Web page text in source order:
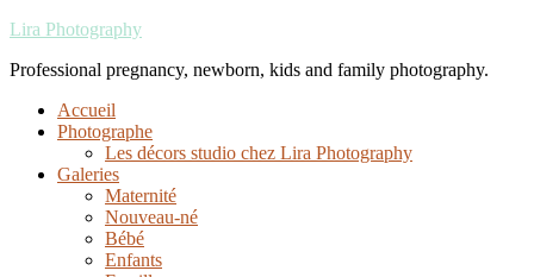
Lira Photography
Professional pregnancy, newborn, kids and family photography.
Accueil
Photographe
Les décors studio chez Lira Photography
Galeries
Maternité
Nouveau-né
Bébé
Enfants